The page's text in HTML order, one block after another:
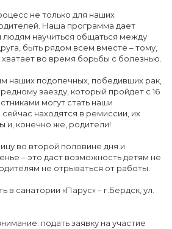
не только для наших
Наша программа дает
людям научиться общаться между
быть рядом всем вместе – тому,
во время борьбы с болезнью.
наших подопечных, победивших рак,
заезду, который пройдет с 16
могут стать наши
находятся в ремиссии, их
и, конечно же, родители!
во второй половине дня и
– это даст возможность детям не
не отрываться от работы.
в санатории «Парус» – г.Бердск, ул.
подать заявку на участие